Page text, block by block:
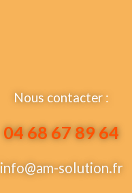
Nous contacter :
04 68 67 89 64
info@am-solution.fr